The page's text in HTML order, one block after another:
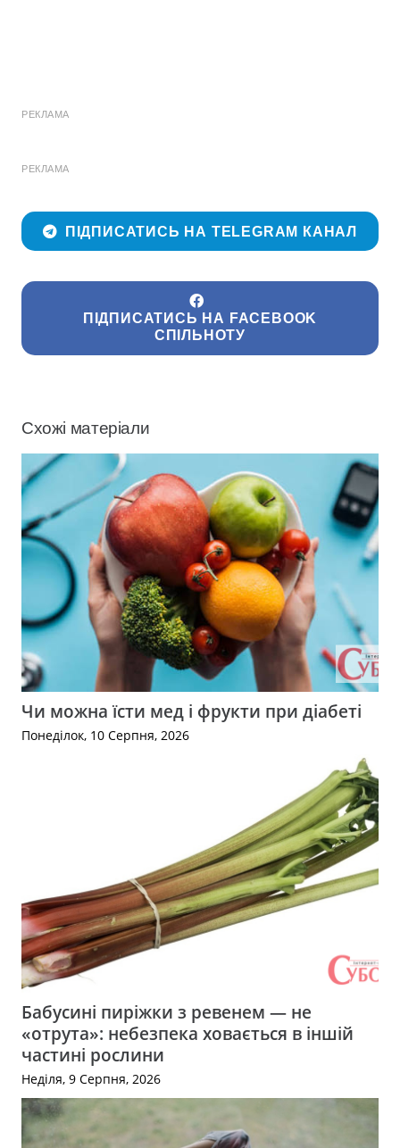
РЕКЛАМА
РЕКЛАМА
ПІДПИСАТИСЬ НА TELEGRAM КАНАЛ
ПІДПИСАТИСЬ НА FACEBOOK
СПІЛЬНОТУ
Схожі матеріали
Чи можна їсти мед і фрукти при діабеті
Понеділок, 10 Серпня, 2026
Бабусині пиріжки з ревенем — не
«отрута»: небезпека ховається в іншій
частині рослини
Неділя, 9 Серпня, 2026